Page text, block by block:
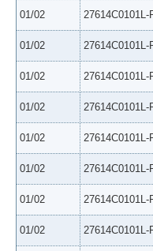
01/02
01/02
01/02
01/02
01/02
01/02
01/02
01/02